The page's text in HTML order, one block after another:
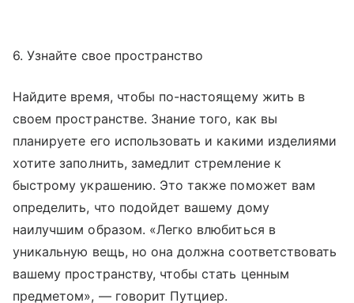
6. Узнайте свое пространство
Найдите время, чтобы по-настоящему жить в
своем пространстве. Знание того, как вы
планируете его использовать и какими изделиями
хотите заполнить, замедлит стремление к
быстрому украшению. Это также поможет вам
определить, что подойдет вашему дому
наилучшим образом. «Легко влюбиться в
уникальную вещь, но она должна соответствовать
вашему пространству, чтобы стать ценным
предметом», — говорит Путциер.